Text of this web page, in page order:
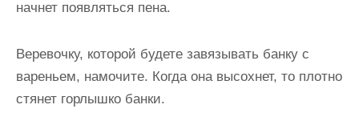
начнет появляться пена.
Веревочку, которой будете завязывать банку с
вареньем, намочите. Когда она высохнет, то плотно
стянет горлышко банки.